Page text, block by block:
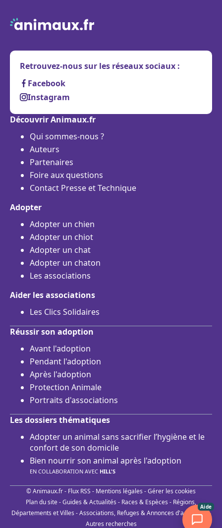
Retrouvez-nous sur les réseaux sociaux :
Facebook
Instagram
Découvrir Animaux.fr
Qui sommes-nous ?
Auteurs
Partenaires
Foire aux questions
Contact Presse et Technique
Adopter
Adopter un chien
Adopter un chiot
Adopter un chat
Adopter un chaton
Les associations
Aider les associations
Les Clics Solidaires
Réussir son adoption
Avant l'adoption
Pendant l'adoption
Après l'adoption
Protection Animale
Portraits d'associations
Les dossiers thématiques
Adopter un animal sans sacrifier l’hygiène et le
confort de son domicile
Bien nourrir son animal après l'adoption
EN COLLABORATION AVEC HILL'S
© Animaux.fr - Flux RSS - Mentions légales -Gérer les cookies
Plan du site-Guides & Actualités - Races & Espèces - Régions,
Départements et Villes -Associations, Refuges & Annonces d'adoptions-
Autres recherches
Aide